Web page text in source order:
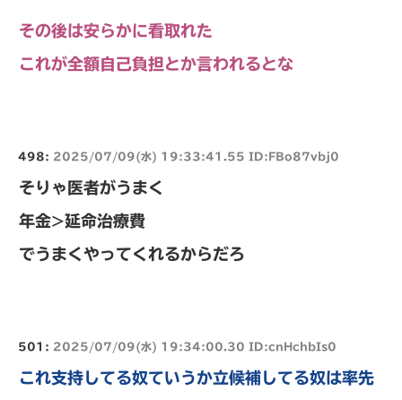
その後は安らかに看取れた
これが全額自己負担とか言われるとな
498: 2025/07/09(水) 19:33:41.55 ID:FBo87vbj0
そりゃ医者がうまく
年金>延命治療費
でうまくやってくれるからだろ
501: 2025/07/09(水) 19:34:00.30 ID:cnHchbIs0
これ支持してる奴ていうか立候補してる奴は率先